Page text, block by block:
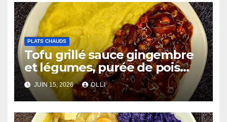
PLATS CHAUDS
Tofu grillé sauce gingembre
et légumes, purée de pois
chiches et côtes de chou-
fleur au miso
JUIN 15, 2026 OLLI